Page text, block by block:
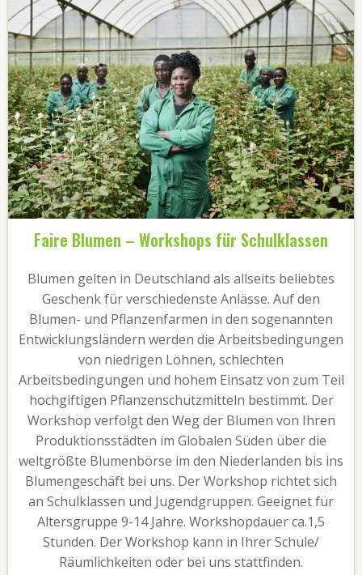
Faire Blumen – Workshops für Schulklassen
Blumen gelten in Deutschland als allseits beliebtes
Geschenk für verschiedenste Anlässe. Auf den
Blumen- und Pflanzenfarmen in den sogenannten
Entwicklungsländern werden die Arbeitsbedingungen
von niedrigen Löhnen, schlechten
Arbeitsbedingungen und hohem Einsatz von zum Teil
hochgiftigen Pflanzenschutzmitteln bestimmt. Der
Workshop verfolgt den Weg der Blumen von Ihren
Produktionsstädten im Globalen Süden über die
weltgrößte Blumenbörse im den Niederlanden bis ins
Blumengeschäft bei uns. Der Workshop richtet sich
an Schulklassen und Jugendgruppen. Geeignet für
Altersgruppe 9-14 Jahre. Workshopdauer ca.1,5
Stunden. Der Workshop kann in Ihrer Schule/
Räumlichkeiten oder bei uns stattfinden.